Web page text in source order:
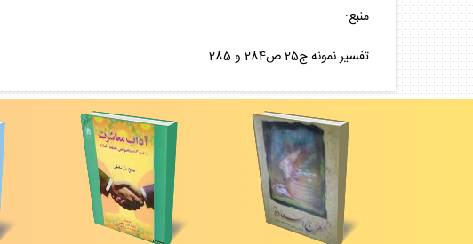
منبع:
تفسير نمونه ج25 ص284 و 285